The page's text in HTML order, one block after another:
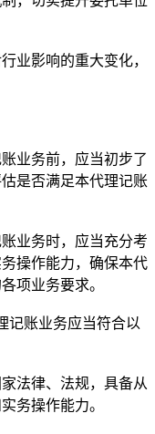
影响的重大变化，
业务前，应当初步了
是否满足本代理记账
业务时，应当充分考
操作能力，确保本代
项业务要求。
账业务应当符合以
法律、法规，具备从
务操作能力。